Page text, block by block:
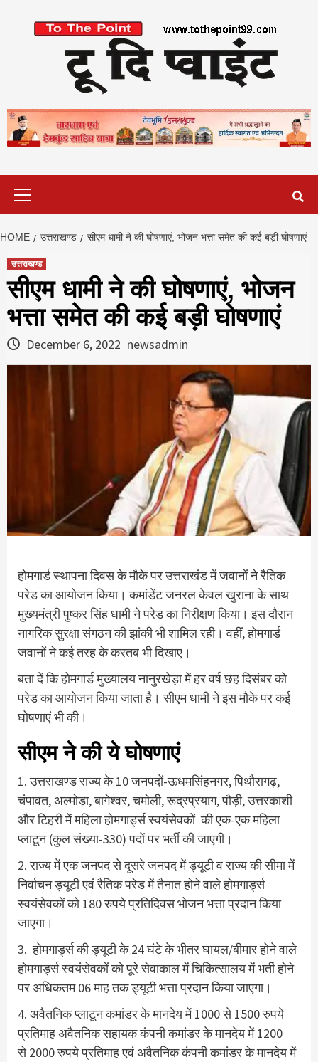
HOME उत्तराखण्ड सीएम धामी ने की घोषणाएं, भोजन भत्ता समेत की कई बड़ी घोषणाएं
उत्तराखण्ड
सीएम धामी ने की घोषणाएं, भोजन
भत्ता समेत की कई बड़ी घोषणाएं
December 6, 2022 newsadmin
होमगार्ड स्थापना दिवस के मौके पर उत्तराखंड में जवानों ने रैतिक
परेड का आयोजन किया। कमांडेंट जनरल केवल खुराना के साथ
मुख्यमंत्री पुष्कर सिंह धामी ने परेड का निरीक्षण किया। इस दौरान
नागरिक सुरक्षा संगठन की झांकी भी शामिल रही। वहीं, होमगार्ड
जवानों ने कई तरह के करतब भी दिखाए।
बता दें कि होमगार्ड मुख्यालय नानुरखेड़ा में हर वर्ष छह दिसंबर को
परेड का आयोजन किया जाता है। सीएम धामी ने इस मौके पर कई
घोषणाएं भी की।
सीएम ने की ये घोषणाएं
1. उत्तराखण्ड राज्य के 10 जनपदों-ऊधमसिंहनगर, पिथौरागढ़,
चंपावत, अल्मोड़ा, बागेश्वर, चमोली, रूद्रप्रयाग, पौड़ी, उत्तरकाशी
और टिहरी में महिला होमगार्ड्स स्वयंसेवकों की एक-एक महिला
प्लाटून (कुल संख्या-330) पदों पर भर्ती की जाएगी।
2. राज्य में एक जनपद से दूसरे जनपद में ड्यूटी व राज्य की सीमा में
निर्वाचन ड्यूटी एवं रैतिक परेड में तैनात होने वाले होमगार्ड्स
स्वयंसेवकों को 180 रुपये प्रतिदिवस भोजन भत्ता प्रदान किया
जाएगा।
3. होमगार्ड्स की ड्यूटी के 24 घंटे के भीतर घायल/बीमार होने वाले
होमगार्ड्स स्वयंसेवकों को पूरे सेवाकाल में चिकित्सालय में भर्ती होने
पर अधिकतम 06 माह तक ड्यूटी भत्ता प्रदान किया जाएगा।
4. अवैतनिक प्लाटून कमांडर के मानदेय में 1000 से 1500 रुपये
प्रतिमाह अवैतनिक सहायक कंपनी कमांडर के मानदेय में 1200
से 2000 रुपये प्रतिमाह एवं अवैतनिक कंपनी कमांडर के मानदेय में